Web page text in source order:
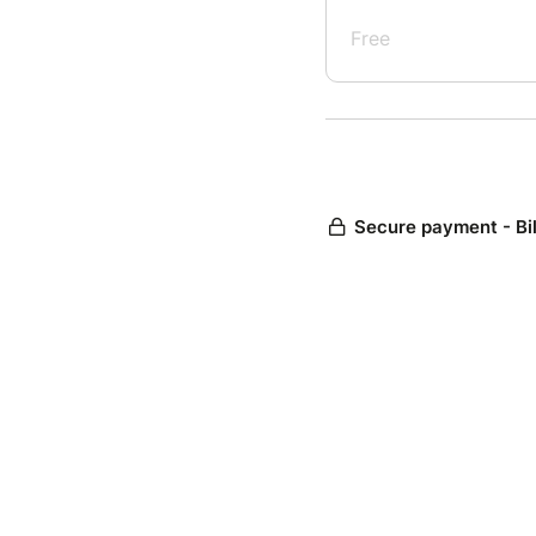
Free
Secure payment -